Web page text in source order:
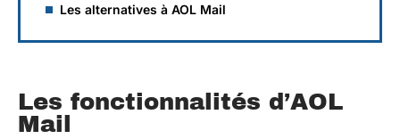
Les alternatives à AOL Mail
Les fonctionnalités d’AOL
Mail